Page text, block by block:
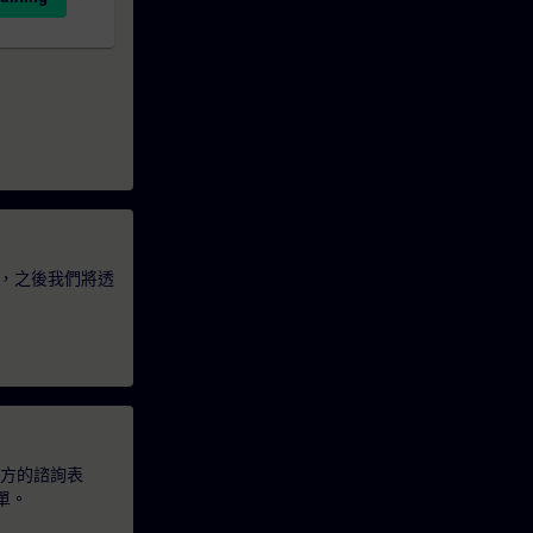
之後我們將透
的諮詢表
。